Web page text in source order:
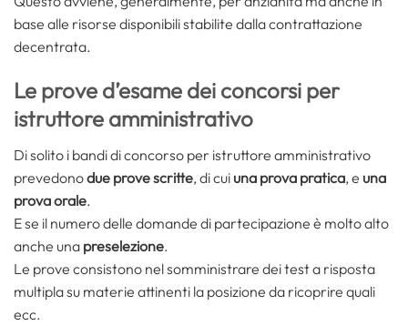
base alle risorse disponibili stabilite dalla contrattazione
decentrata.
Le prove d’esame dei concorsi per
istruttore amministrativo
Di solito i bandi di concorso per istruttore amministrativo
prevedonodue prove scritte, di cui una prova pratica, e una
prova orale.
E se il numero delle domande di partecipazione è molto alto
anche una preselezione.
Le prove consistono nel somministrare dei test a risposta
multipla su materie attinenti la posizione da ricoprire quali
ecc.